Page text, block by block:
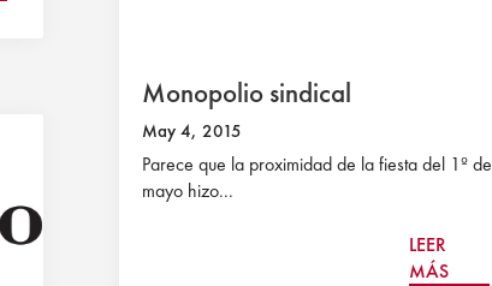
Monopolio sindical
May 4, 2015
Parece que la proximidad de la fiesta del 1º de
mayo hizo...
LEER
MÁS